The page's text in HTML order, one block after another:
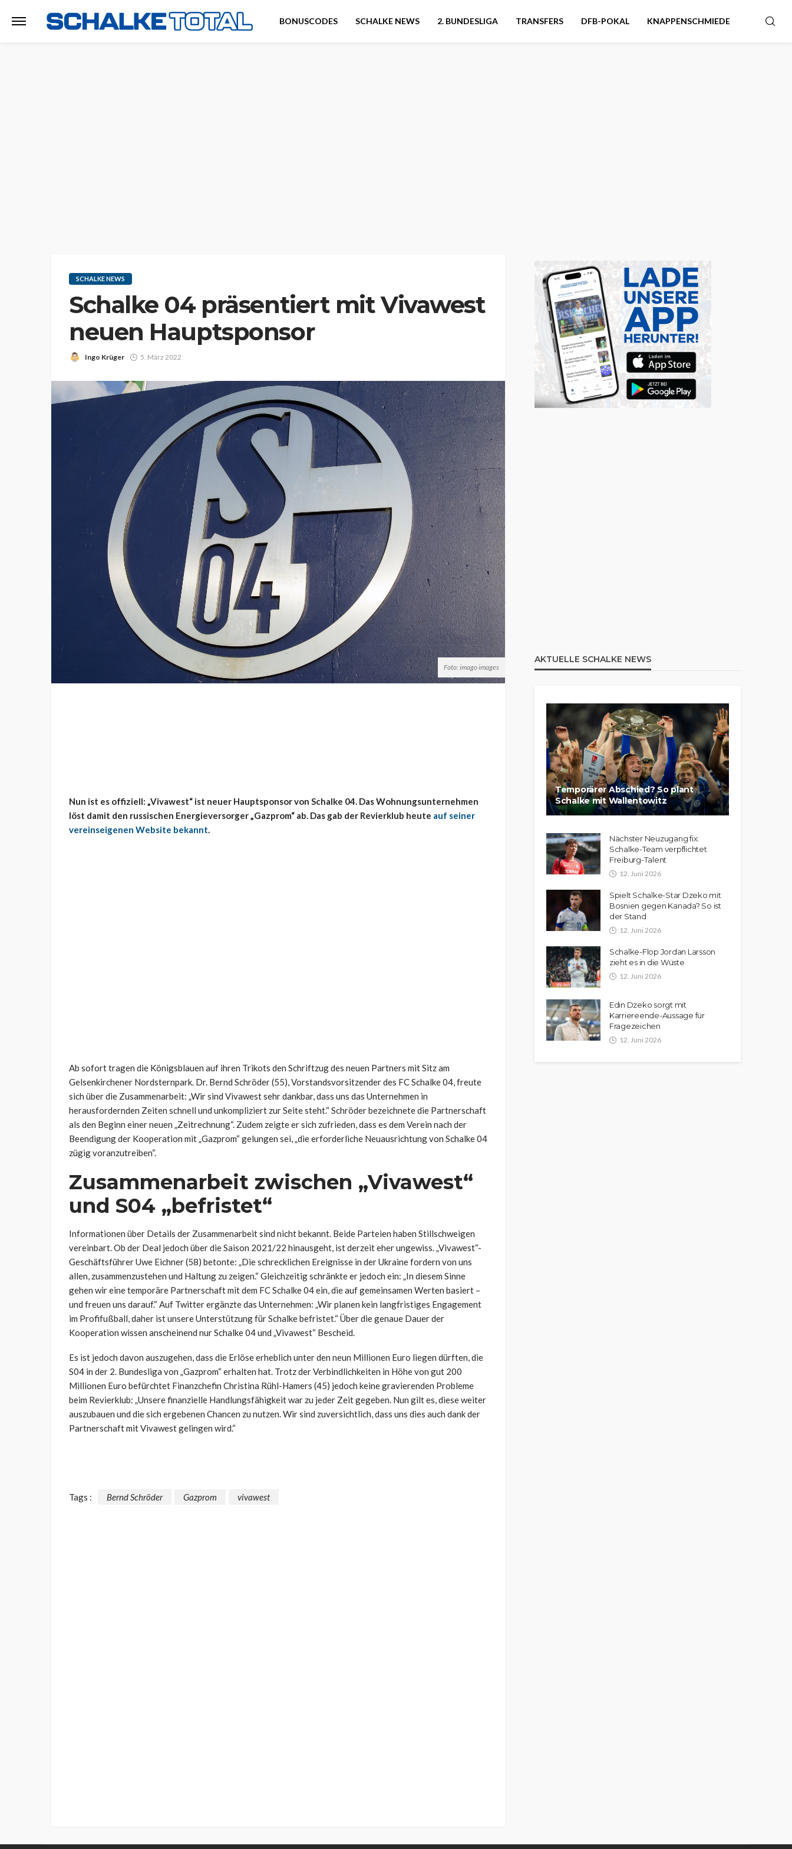
BONUSCODES SCHALKE NEWS 2. BUNDESLIGA TRANSFERS DFB-POKAL KNAPPENSCHMIEDE
SCHALKE NEWS
Schalke 04 präsentiert mit Vivawest
neuen Hauptsponsor
Ingo Krüger 5. März 2022
Foto: imago images
Nun ist es offiziell: „Vivawest“ ist neuer Hauptsponsor von Schalke 04. Das Wohnungsunternehmen
löst damit den russischen Energieversorger „Gazprom“ ab. Das gab der Revierklub heute auf seiner
vereinseigenen Website bekannt.
Ab sofort tragen die Königsblauen auf ihren Trikots den Schriftzug des neuen Partners mit Sitz am
Gelsenkirchener Nordsternpark. Dr. Bernd Schröder (55), Vorstandsvorsitzender des FC Schalke 04, freute
sich über die Zusammenarbeit: „Wir sind Vivawest sehr dankbar, dass uns das Unternehmen in
herausfordernden Zeiten schnell und unkompliziert zur Seite steht.“ Schröder bezeichnete die Partnerschaft
als den Beginn einer neuen „Zeitrechnung“. Zudem zeigte er sich zufrieden, dass es dem Verein nach der
Beendigung der Kooperation mit „Gazprom“ gelungen sei, „die erforderliche Neuausrichtung von Schalke 04
zügig voranzutreiben“.
Zusammenarbeit zwischen „Vivawest“
und S04 „befristet“
Informationen über Details der Zusammenarbeit sind nicht bekannt. Beide Parteien haben Stillschweigen
vereinbart. Ob der Deal jedoch über die Saison 2021/22 hinausgeht, ist derzeit eher ungewiss. „Vivawest“-
Geschäftsführer Uwe Eichner (58) betonte: „Die schrecklichen Ereignisse in der Ukraine fordern von uns
allen, zusammenzustehen und Haltung zu zeigen.“ Gleichzeitig schränkte er jedoch ein: „In diesem Sinne
gehen wir eine temporäre Partnerschaft mit dem FC Schalke 04 ein, die auf gemeinsamen Werten basiert –
und freuen uns darauf.“ Auf Twitter ergänzte das Unternehmen: „Wir planen kein langfristiges Engagement
im Profifußball, daher ist unsere Unterstützung für Schalke befristet.“ Über die genaue Dauer der
Kooperation wissen anscheinend nur Schalke 04 und „Vivawest“ Bescheid.
Es ist jedoch davon auszugehen, dass die Erlöse erheblich unter den neun Millionen Euro liegen dürften, die
S04 in der 2. Bundesliga von „Gazprom“ erhalten hat. Trotz der Verbindlichkeiten in Höhe von gut 200
Millionen Euro befürchtet Finanzchefin Christina Rühl-Hamers (45) jedoch keine gravierenden Probleme
beim Revierklub: „Unsere finanzielle Handlungsfähigkeit war zu jeder Zeit gegeben. Nun gilt es, diese weiter
auszubauen und die sich ergebenen Chancen zu nutzen. Wir sind zuversichtlich, dass uns dies auch dank der
Partnerschaft mit Vivawest gelingen wird.“
Tags : Bernd Schröder Gazprom vivawest
AKTUELLE SCHALKE NEWS
Temporärer Abschied? So plant
Schalke mit Wallentowitz
Nächster Neuzugang fix:
Schalke-Team verpflichtet
Freiburg-Talent
12. Juni 2026
Spielt Schalke-Star Dzeko mit
Bosnien gegen Kanada? So ist
der Stand
12. Juni 2026
Schalke-Flop Jordan Larsson
zieht es in die Wüste
12. Juni 2026
Edin Dzeko sorgt mit
Karriereende-Aussage für
Fragezeichen
12. Juni 2026